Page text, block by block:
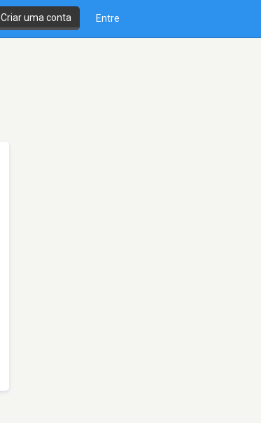
Criar uma conta Entre